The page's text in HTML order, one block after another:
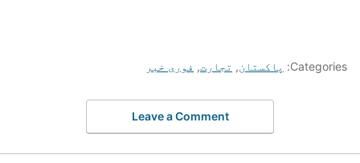
Categories: پاکستان, تجارت, فوری خبر
Leave a Comment